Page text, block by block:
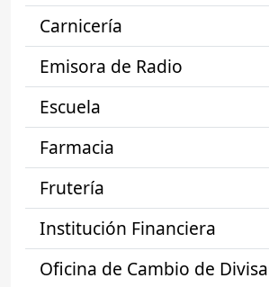
Carnicería
Emisora de Radio
Escuela
Farmacia
Frutería
Institución Financiera
Oficina de Cambio de